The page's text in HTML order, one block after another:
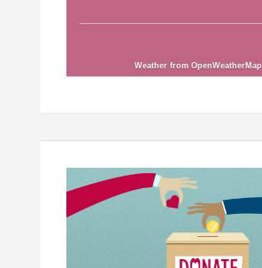
Weather from OpenWeatherMap